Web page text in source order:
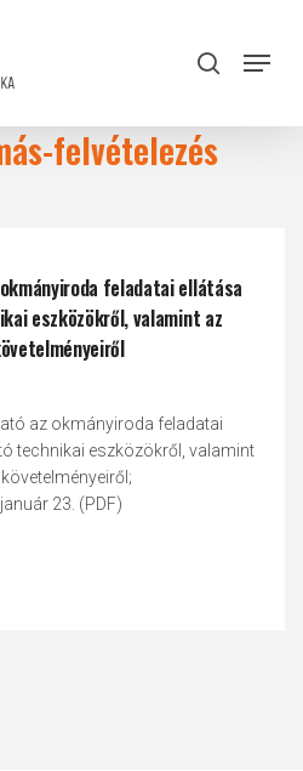
search
Menu
felvételezés
feladatai ellátása
eszközökről, valamint az
az okmányiroda feladatai
technikai eszközökről, valamint
23. (PDF)
Close